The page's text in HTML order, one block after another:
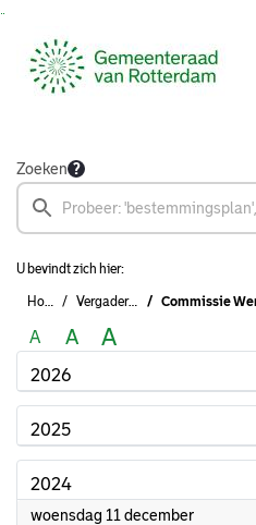
Zoeken
U bevindt zich hier:
Home Vergaderingen Commissie Werk & Inkomen,
A A A
2026
2025
2024
woensdag 11 december2024